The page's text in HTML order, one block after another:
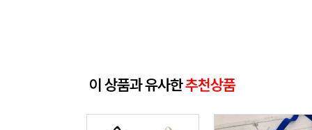
이 상품과 유사한추천상품